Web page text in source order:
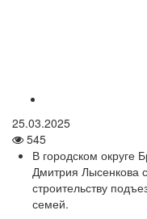
25.03.2025
545
В городском округе
Дмитрия Лысенкова
строительству
семей.